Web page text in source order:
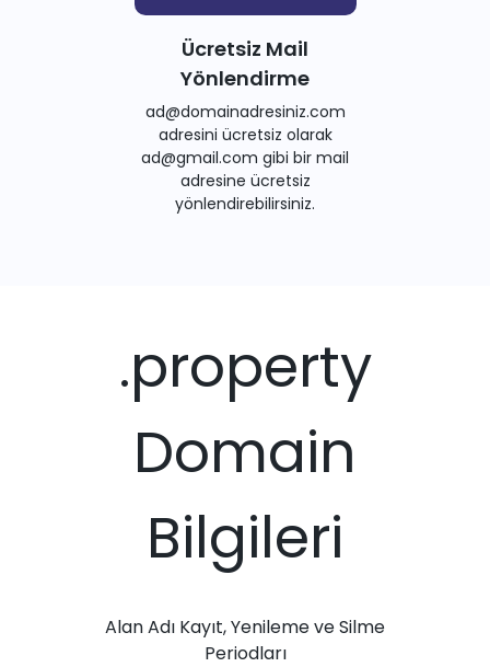
Ücretsiz Mail
Yönlendirme
ad@domainadresiniz.com
adresini ücretsiz olarak
ad@gmail.com gibi bir mail
adresine ücretsiz
yönlendirebilirsiniz.
.property
Domain
Bilgileri
Alan Adı Kayıt, Yenileme ve Silme
Periodları